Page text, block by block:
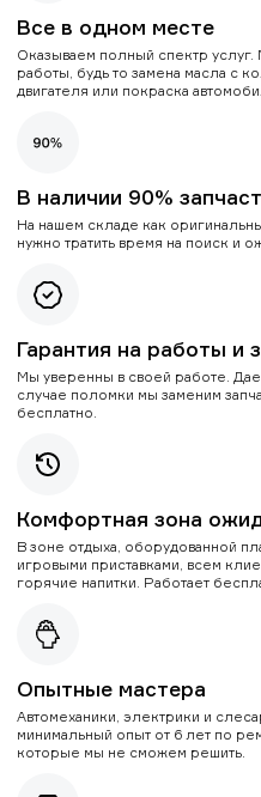
Все в одном месте
Оказываем полный спектр
работы, будь то замена масла с
двигателя или покраска
В наличии 90%
На нашем складе как
нужно тратить время на поиск и
Гарантия на работы и
Мы уверенны в своей работе.
случае поломки мы заменим
бесплатно.
Комфортная зона
В зоне отдыха, оборудованной
игровыми приставками, всем
горячие напитки. Работает
Опытные мастера
Автомеханики, электрики и
минимальный опыт от 6 лет по
которые мы не сможем решить.